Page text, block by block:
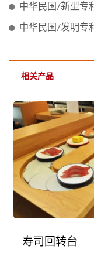
中华民国/新型专
中华民国/发明专
相关产品
寿司回转台